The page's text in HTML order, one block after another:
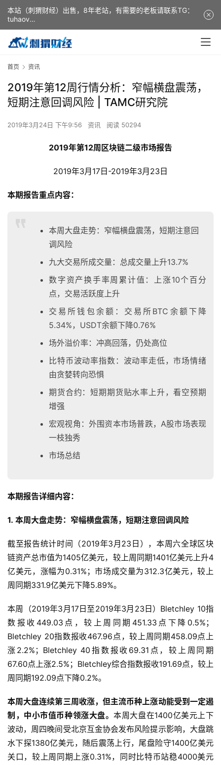
首页 资讯
2019年第12周行情分析：窄幅横盘震荡，
短期注意回调风险 | TAMC研究院
2019年3月24日 下午9:56 资讯 阅读 50294
2019年第12周区块链二级市场报告
2019年3月17日-2019年3月23日
本期报告重点内容：
本周大盘走势：窄幅横盘震荡，短期注意回
调风险
九大交易所成交量：总成交量上升13.7%
数字资产换手率周累计值：上涨10个百分
点，交易活跃度上升
交易所钱包余额：交易所BTC余额下降
5.34%，USDT余额下降0.76%
场外溢价率：冲高回落，仍处高位
比特币波动率指数：波动率走低，市场情绪
由贪婪转向恐惧
期货合约：短期期货贴水率上升，看空预期
增强
宏观视角：外围资本市场普跌，A股市场表现
一枝独秀
市场总结
本期报告详细内容：
1. 本周大盘走势：窄幅横盘震荡，短期注意回调风险
截至报告统计时间（2019年3月23日），本周六全球区块
链资产总市值为1405亿美元，较上周同期1401亿美元上升4
亿美元，涨幅为0.31%；市场成交量为312.3亿美元，较上
周同期331.9亿美元下降5.89%。
本周（2019年3月17日至2019年3月23日）Bletchley 10指
数报收449.03点，较上周同期451.33点下降0.5%；
Bletchley 20指数报收467.96点，较上周同期458.09点上
涨2.2%；Bletchley 40指数报收69.31点，较上周同期
67.60点上涨2.5%；Bletchley综合指数报收191.69点，较上
周同期192.09点下降0.2%。
本周大盘连续第三周收涨，但主流币种上涨动能受到一定遏
制，中小市值币种领涨大盘。本周大盘在1400亿美元上下
波动，周四晚间受北京互金协会发布风险提示影响，大盘跳
水下探1380亿美元，随后震荡上行，尾盘险守1400亿美元
关口，较上周同期上涨0.31%，同时比特币站稳4000美元
本站（刺猬财经）出售，8年老站，有需要的老板请联系TG：
tuhaov
This website (ciweicaijing) is for sale. It is a 8-year-old
website. If you need it, please contact TG: tuhaov